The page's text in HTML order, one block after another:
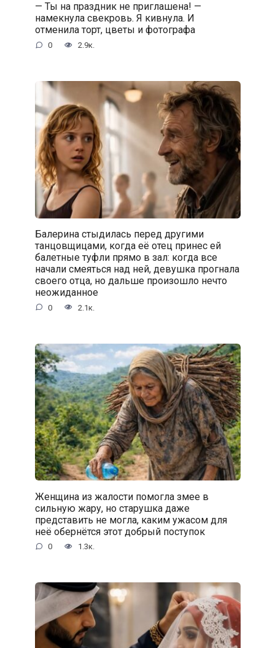
— Ты на праздник не приглашена! —
намекнула свекровь. Я кивнула. И
отменила торт, цветы и фотографа
0 2.9к.
Балерина стыдилась перед другими
танцовщицами, когда её отец принес ей
балетные туфли прямо в зал: когда все
начали смеяться над ней, девушка прогнала
своего отца, но дальше произошло нечто
неожиданное
0 2.1к.
Женщина из жалости помогла змее в
сильную жару, но старушка даже
представить не могла, каким ужасом для
неё обернётся этот добрый поступок
0 1.3к.